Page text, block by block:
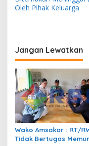
v
a
s
i
p
o
s
Oleh Pihak Keluarga
Jangan Lewatkan
Wako Amsakar : RT/
Tidak Bertugas